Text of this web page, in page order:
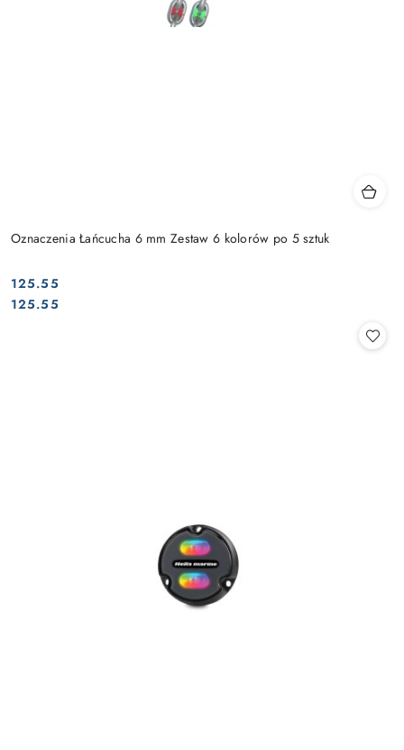
Oznaczenia Łańcucha 6 mm Zestaw 6 kolorów po 5 sztuk
Cena:
125.55
Cena:
125.55